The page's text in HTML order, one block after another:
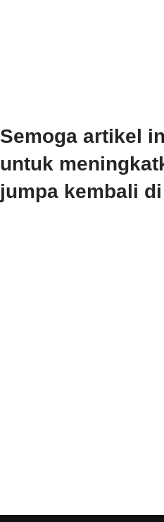
Semoga artikel
untuk
jumpa kembali